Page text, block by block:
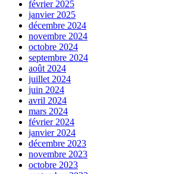
février 2025
janvier 2025
décembre 2024
novembre 2024
octobre 2024
septembre 2024
août 2024
juillet 2024
juin 2024
avril 2024
mars 2024
février 2024
janvier 2024
décembre 2023
novembre 2023
octobre 2023